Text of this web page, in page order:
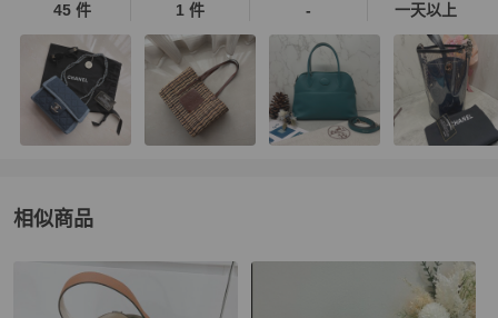
45 件 1 件 - 一天以上
相似商品
Hermès女包推薦精品